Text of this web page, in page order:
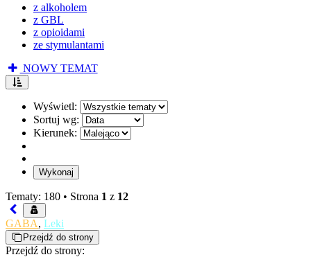
z alkoholem
z GBL
z opioidami
ze stymulantami
NOWY TEMAT
Wyświetl:
Sortuj wg:
Kierunek:
Tematy: 180 • Strona 1 z 12
GABA, Leki
Przejdź do strony
Przejdź do strony: